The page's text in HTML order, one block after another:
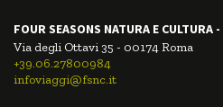
FOUR SEASONS NATURA E CULTURA
Via degli Ottavi 35 - 00174 Roma
+39.06.27800984
infoviaggi@fsnc.it